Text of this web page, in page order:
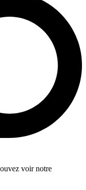
voir notre